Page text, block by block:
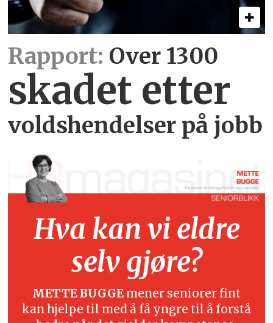
Rapport: Over 1300
skadet etter
voldshendelser på jobb
Hva kan vi eldre
selv gjøre?
METTE BUGGE mener seniorer fint
kan hjelpe til med å få yngre til å forstå